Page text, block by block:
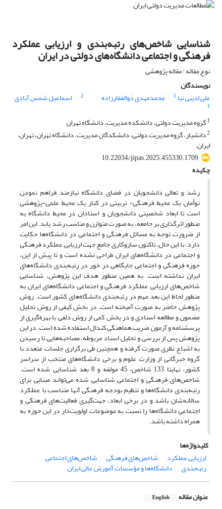
شناسایی شاخص‌های رتبه‌بندی و ارزیابی عملکرد
فرهنگی و اجتماعی دانشگاه‌های دولتی در ایران
نوع مقاله : مقاله پژوهشی
نویسندگان
علی ادیبی نیا 1 محمدمهدی ذوالفقارزاده 2 اسماعیل شمس آبادی
1
1گروه مدیریت دولتی، دانشکده مدیریت، دانشگاه تهران
2دانشیار، گروه مدیریت دولتی، دانشکدگان مدیریت، دانشگاه تهران، تهران،
ایران.
10.22034/jipas.2025.455330.1709
چکیده
رشد و تعالی دانشجویان در فضای دانشگاه نیازمند فراهم نمودن
توأمان یک محیط فرهنگی- تربیتی در کنار یک محیط علمی-پژوهشی
است تا ابعاد شخصیتی دانشجویان و استادان در محیط دانشگاه به
منظور اثرگذاری بر جامعه، به صورت متوازن و مناسب رشد یابد. این امر
از ضرورت توجه به مسائل فرهنگی و اجتماعی در دانشگاه‌ها حکایت
دارد. با این حال، تاکنون سازوکاری جامع جهت ارزیابی‌ عملکرد فرهنگی
و اجتماعی در دانشگاه‌های ایران طراحی نشده است و تا پیش از این،
حوزه فرهنگی و اجتماعی جایگاهی در خور در رتبه‌بندی دانشگاه‌های
ایران نداشته است. به همین منظور هدف این پژوهش، شناسایی
شاخص‌های ارزیابی‌ عملکرد فرهنگی و اجتماعی دانشگاه‌های ایران به
منظور لحاظ این بعد مهم در رتبه‌بندی دانشگاه‌های کشور است. روش
پژوهش حاضر به صورت آمیخته است. در بخش کیفی از روش تحلیل
مضمون و مطالعه اسنادی و در بخش کمی از روش دلفی با بهره‌گیری از
پرسشنامه و آزمون ضریب هماهنگی کندال استفاده شده است. در این
پژوهش پس از بررسی و تحلیل اسناد مربوطه، مصاحبه‌هایی تا رسیدن
به اشباع نظری صورت گرفته و همچنین طی برگزاری جلسات متعدد با
گروه خبرگانی از وزارت علوم و برخی دانشگاه‌های منتخب از سراسر
کشور، نهایتا 133 شاخص، 45 مولفه و 8 بعد شناسایی شده است.
شاخص‌های فرهنگی و اجتماعی شناسایی شده می‌تواند مبنایی برای
رتبه‌بندی دانشگاه‌ها و تنظیم بودجه فرهنگی آنها متناسب با عملکرد
سالانه‌شان باشد و در برخی ابعاد، جهت‌گیری فعالیت‌های فرهنگی و
اجتماعی دانشگاه‌ها را نسبت به موضوعات اولویت‌دار در این حوزه به
همراه داشته باشد.
کلیدواژه‌ها
ارزیابی‌ عملکرد
شاخص‌های فرهنگی شاخص‌های اجتماعی
رتبه‌بندی دانشگاه‌ها و مؤسسات آموزش عالی ایران
عنوان مقاله English